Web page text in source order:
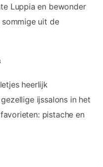
Luppia en bewonder
uit de
heerlijk
ijssalons in het
pistache en